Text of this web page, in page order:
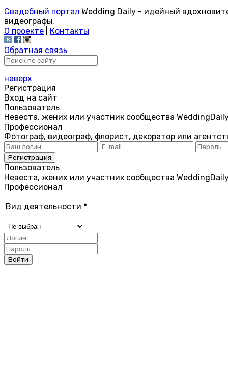
Свадебный портал Wedding Daily - идейный
видеографы.
О проекте
Контакты
Обратная связь
наверх
Регистрация
Вход на сайт
Пользователь
Невеста, жених или участник сообщества
Профессионал
Фотограф, видеограф, флорист, декоратор или
Пользователь
Невеста, жених или участник сообщества
Профессионал
Вид деятельности *